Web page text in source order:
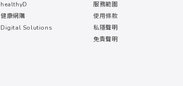
healthyD
健康網購
Digital Solutions
服務範圍
使用條款
私隱聲明
免責聲明